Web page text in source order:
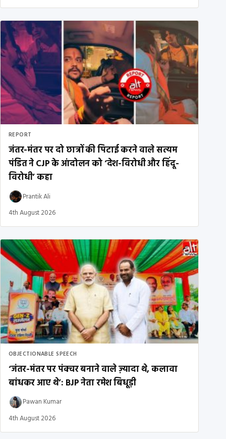
REPORT
जंतर-मंतर पर दो छात्रों की पिटाई करने वाले सत्यम
पंडित ने CJP के आंदोलन को ‘देश-विरोधी और हिंदू-
विरोधी’ कहा
Prantik Ali
4th August 2026
OBJECTIONABLE SPEECH
‘जंतर-मंतर पर पंक्चर बनाने वाले ज़्यादा थे, कलावा
बांधकर आए थे’: BJP नेता रमेश बिधूड़ी
Pawan Kumar
4th August 2026